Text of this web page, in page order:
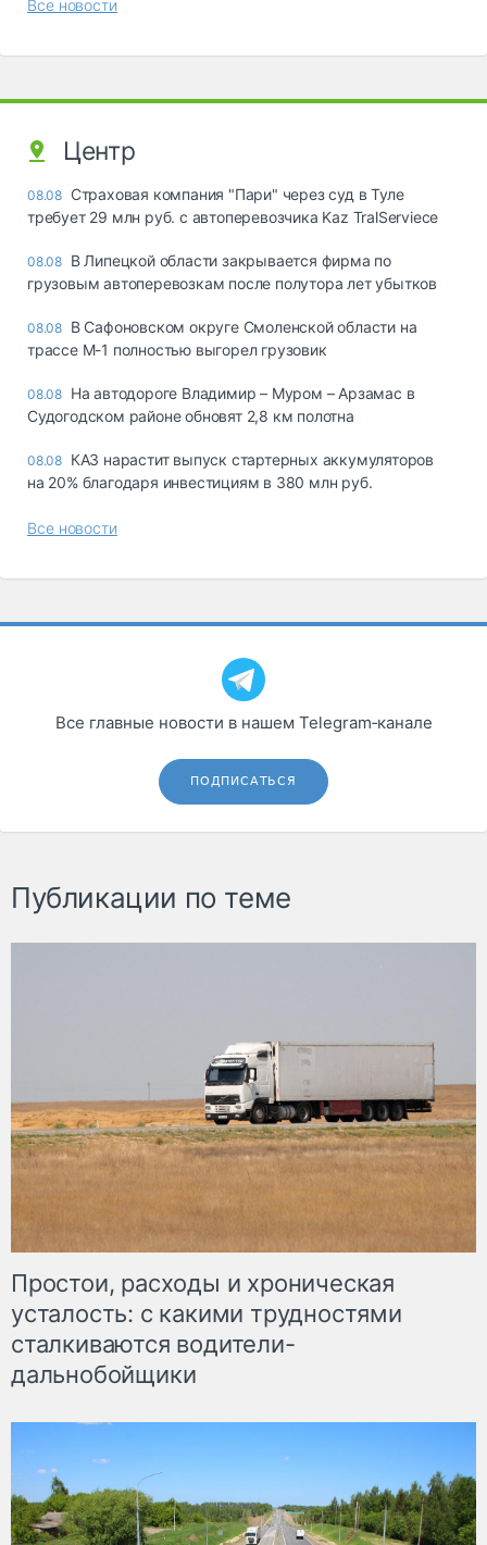
Все новости
Центр
08.08 Страховая компания "Пари" через суд в Туле
требует 29 млн руб. с автоперевозчика Kaz TralServiece
08.08 В Липецкой области закрывается фирма по
грузовым автоперевозкам после полутора лет убытков
08.08 В Сафоновском округе Смоленской области на
трассе М-1 полностью выгорел грузовик
08.08 На автодороге Владимир – Муром – Арзамас в
Судогодском районе обновят 2,8 км полотна
08.08 КАЗ нарастит выпуск стартерных аккумуляторов
на 20% благодаря инвестициям в 380 млн руб.
Все новости
Все главные новости в нашем Telegram‑канале
ПОДПИСАТЬСЯ
Публикации по теме
Простои, расходы и хроническая
усталость: с какими трудностями
сталкиваются водители-
дальнобойщики